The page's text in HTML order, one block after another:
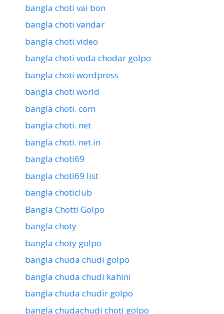
bangla choti vai bon
bangla choti vandar
bangla choti video
bangla choti voda chodar golpo
bangla choti wordpress
bangla choti world
bangla choti. com
bangla choti. net
bangla choti. net.in
bangla choti69
bangla choti69 list
bangla choticlub
Bangla Chotti Golpo
bangla choty
bangla choty golpo
bangla chuda chudi golpo
bangla chuda chudi kahini
bangla chuda chudir golpo
bangla chudachudi choti golpo